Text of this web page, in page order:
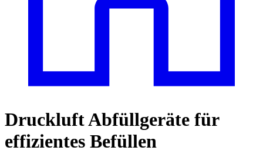
Druckluft Abfüllgeräte für
effizientes Befüllen